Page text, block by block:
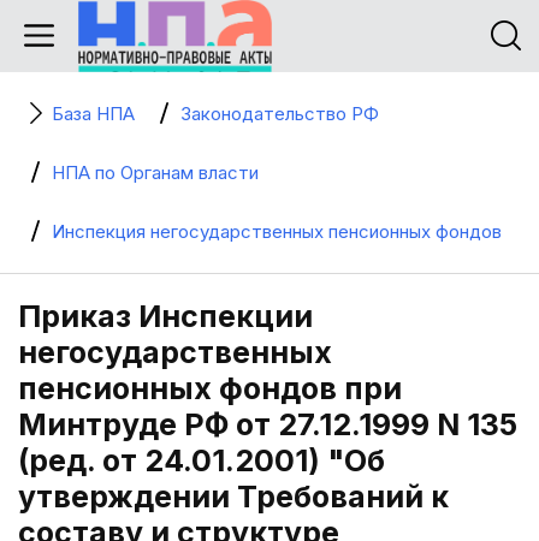
База НПА Законодательство РФ
НПА по Органам власти
Инспекция негосударственных пенсионных фондов
Приказ Инспекции
негосударственных
пенсионных фондов при
Минтруде РФ от 27.12.1999 N 135
(ред. от 24.01.2001) "Об
утверждении Требований к
составу и структуре